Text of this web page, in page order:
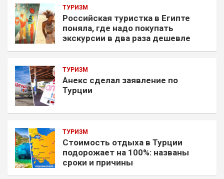
ТУРИЗМ
Российская туристка в Египте
поняла, где надо покупать
экскурсии в два раза дешевле
ТУРИЗМ
Анекс сделал заявление по
Турции
ТУРИЗМ
Стоимость отдыха в Турции
подорожает на 100%: названы
сроки и причины